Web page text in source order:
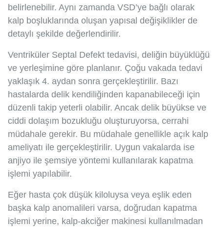
belirlenebilir. Aynı zamanda VSD’ye bağlı olarak
kalp boşluklarında oluşan yapısal değişiklikler de
detaylı şekilde değerlendirilir.
Ventriküler Septal Defekt tedavisi, deliğin büyüklüğü
ve yerleşimine göre planlanır. Çoğu vakada tedavi
yaklaşık 4. aydan sonra gerçekleştirilir. Bazı
hastalarda delik kendiliğinden kapanabileceği için
düzenli takip yeterli olabilir. Ancak delik büyükse ve
ciddi dolaşım bozukluğu oluşturuyorsa, cerrahi
müdahale gerekir. Bu müdahale genellikle açık kalp
ameliyatı ile gerçekleştirilir. Uygun vakalarda ise
anjiyo ile şemsiye yöntemi kullanılarak kapatma
işlemi yapılabilir.
Eğer hasta çok düşük kiloluysa veya eşlik eden
başka kalp anomalileri varsa, doğrudan kapatma
işlemi yerine, kalp-akciğer makinesi kullanılmadan